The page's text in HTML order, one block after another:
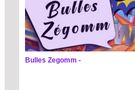
Bulles Zegomm -